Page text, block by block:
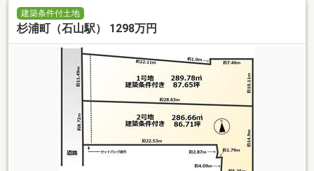
建築条件付土地
杉浦町（石山駅） 1298万円